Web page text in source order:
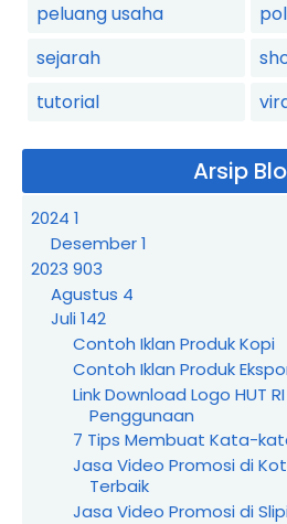
peluang usaha
sejarah
tutorial
Arsip
2024 1
Desember1
2023 903
Agustus 4
Juli142
Contoh Iklan Produk Kopi
Contoh Iklan Produk
Link Download Logo HUT
Penggunaan
7 Tips Membuat Kata-
Jasa Video Promosi di
Terbaik
Jasa Video Promosi di